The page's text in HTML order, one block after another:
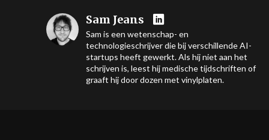
Sam Jeans
Sam is een wetenschap- en
technologieschrijver die bij verschillende AI-
startups heeft gewerkt. Als hij niet aan het
schrijven is, leest hij medische tijdschriften of
graaft hij door dozen met vinylplaten.